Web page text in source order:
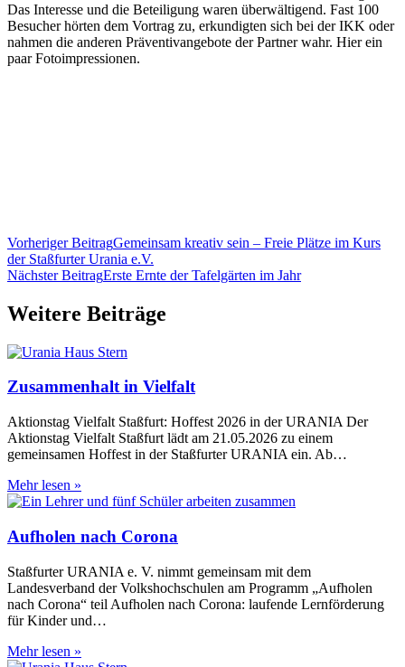
Das Interesse und die Beteiligung waren überwältigend. Fast 100
Besucher hörten dem Vortrag zu, erkundigten sich bei der IKK oder
nahmen die anderen Präventivangebote der Partner wahr. Hier ein
paar Fotoimpressionen.
Vorheriger BeitragGemeinsam kreativ sein – Freie Plätze im Kurs
der Staßfurter Urania e.V.
Nächster BeitragErste Ernte der Tafelgärten im Jahr
Weitere Beiträge
Zusammenhalt in Vielfalt
Aktionstag Vielfalt Staßfurt: Hoffest 2026 in der URANIA Der
Aktionstag Vielfalt Staßfurt lädt am 21.05.2026 zu einem
gemeinsamen Hoffest in der Staßfurter URANIA ein. Ab…
Mehr lesen »
in
Aufholen nach Corona
Staßfurter URANIA e. V. nimmt gemeinsam mit dem
Landesverband der Volkshochschulen am Programm „Aufholen
nach Corona“ teil Aufholen nach Corona: laufende Lernförderung
für Kinder und…
Mehr lesen »